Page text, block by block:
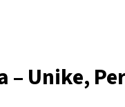
– Unike,